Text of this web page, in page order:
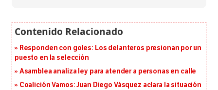
Responden con goles: Los delanteros presionan por un
puesto en la selección
Asamblea analiza ley para atender a personas en calle
Coalición Vamos: Juan Diego Vásquez aclara la situación